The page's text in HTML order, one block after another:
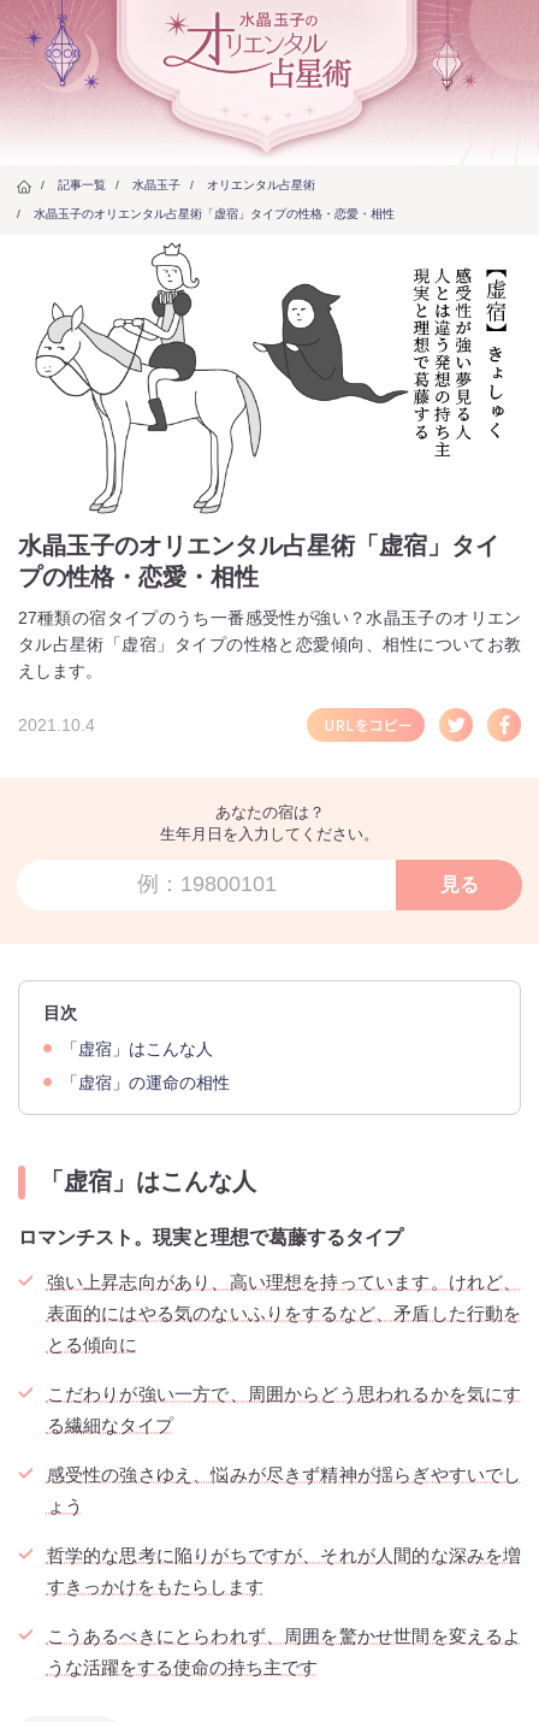
/ 記事一覧 / 水晶玉子 / オリエンタル占星術
/ 水晶玉子のオリエンタル占星術「虚宿」タイプの性格・恋愛・相性
水晶玉子のオリエンタル占星術「虚宿」タイ
プの性格・恋愛・相性
27種類の宿タイプのうち一番感受性が強い？水晶玉子のオリエン
タル占星術「虚宿」タイプの性格と恋愛傾向、相性についてお教
えします。
2021.10.4
あなたの宿は？
生年月日を入力してください。
見る
目次
「虚宿」はこんな人
「虚宿」の運命の相性
「虚宿」はこんな人
ロマンチスト。現実と理想で葛藤するタイプ
強い上昇志向があり、高い理想を持っています。けれど、
表面的にはやる気のないふりをするなど、矛盾した行動を
とる傾向に
こだわりが強い一方で、周囲からどう思われるかを気にす
る繊細なタイプ
感受性の強さゆえ、悩みが尽きず精神が揺らぎやすいでし
ょう
哲学的な思考に陥りがちですが、それが人間的な深みを増
すきっかけをもたらします
こうあるべきにとらわれず、周囲を驚かせ世間を変えるよ
うな活躍をする使命の持ち主です